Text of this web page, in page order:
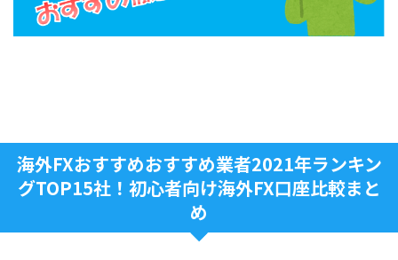
海外FXおすすめおすすめ業者2021年ランキン
グTOP15社！初心者向け海外FX口座比較まと
め